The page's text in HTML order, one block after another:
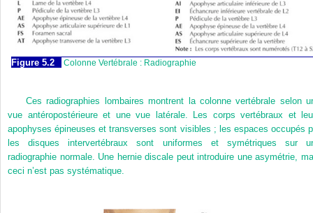
Figure 5.2 Colonne Vertébrale : Radiographie
Ces radiographies lombaires montrent la colonne vertébrale selon
vue antéropostérieure et une vue latérale. Les corps vertébraux et
apophyses épineuses et transverses sont visibles ; les espaces occupés
les disques intervertébraux sont uniformes et symétriques sur
radiographie normale. Une hernie discale peut introduire une asymétrie,
ceci n’est pas systématique.